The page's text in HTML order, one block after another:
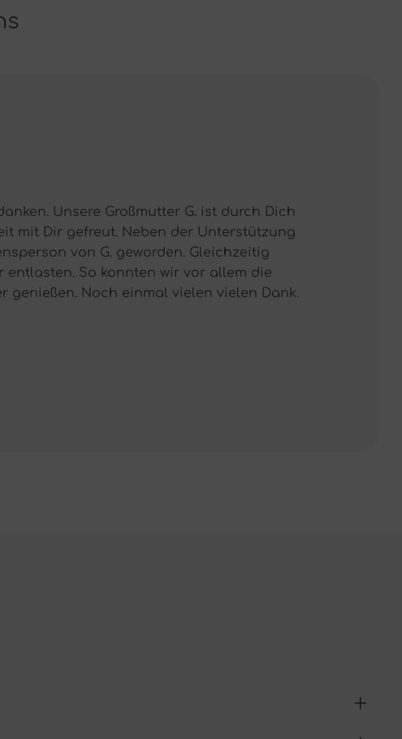
wir von Ihrer Leistung und insbesondere
sind. Frau N. (Betreuungskraft) hat einen
mit meiner Tochter als auch mit mir.
Zufriedenheit und in meinem Sinne
PflegeKoala-Team!